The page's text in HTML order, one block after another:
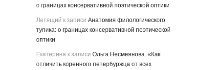
о границах консервативной поэтической оптики
Летящий к записи Анатомия филологического
тупика: о границах консервативной поэтической
оптики
Екатерина к записи Ольга Несмеянова. «Как
отличить коренного петербуржца от всех